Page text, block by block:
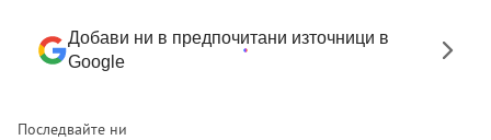
Добави ни в предпочитани източници в
Google
Последвайте ни